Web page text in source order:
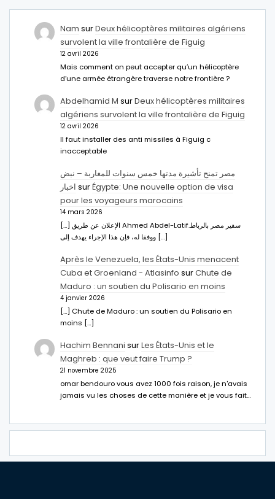
Nam surDeux hélicoptères militaires algériens
survolent la ville frontalière de Figuig
12 avril 2026
Mais comment on peut accepter qu’un hélicoptère
d’une armée étrangère traverse notre frontière ?
Abdelhamid M surDeux hélicoptères militaires
algériens survolent la ville frontalière de Figuig
12 avril 2026
Il faut installer des anti missiles à Figuig c
inacceptable
مصر تمنح تأشيرة مدتها خمس سنوات للمغاربة – نبض
اخبار surÉgypte: Une nouvelle option de visa
pour les voyageurs marocains
14 mars 2026
[…] الإعلان عن طريق Ahmed Abdel-Latifسفير مصر بالرباط.
ووفقا له، فإن هذا الإجراء يهدف إلى […]
Après le Venezuela, les États-Unis menacent
Cuba et Groenland - Atlasinfo surChute de
Maduro : un soutien du Polisario en moins
4 janvier 2026
[…] Chute de Maduro : un soutien du Polisario en
moins […]
Hachim Bennani surLes États-Unis et le
Maghreb : que veut faire Trump ?
21 novembre 2025
omar bendouro vous avez 1000 fois raison, je n'avais
jamais vu les choses de cette manière et je vous fait…